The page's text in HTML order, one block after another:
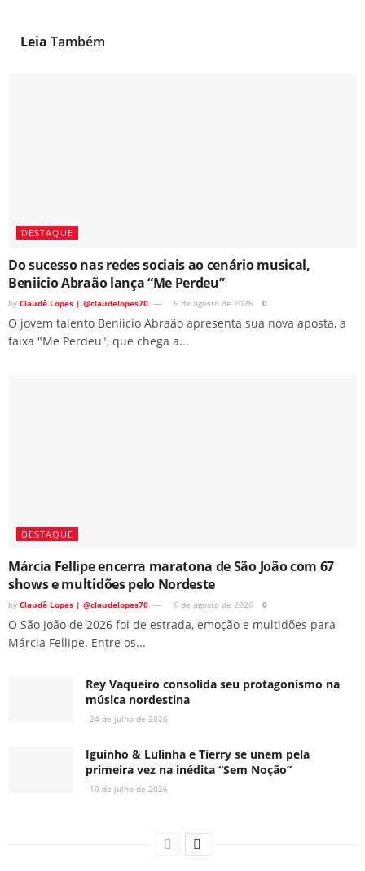
Leia Também
DESTAQUE
Do sucesso nas redes sociais ao cenário musical,
Beniicio Abraão lança “Me Perdeu”
by Claudê Lopes | @claudelopes70 6 de agosto de 2026 0
O jovem talento Beniicio Abraão apresenta sua nova aposta, a
faixa "Me Perdeu", que chega a...
DESTAQUE
Márcia Fellipe encerra maratona de São João com 67
shows e multidões pelo Nordeste
by Claudê Lopes | @claudelopes70 6 de agosto de 2026 0
O São João de 2026 foi de estrada, emoção e multidões para
Márcia Fellipe. Entre os...
Rey Vaqueiro consolida seu protagonismo na
música nordestina
24 de julho de 2026
Iguinho & Lulinha e Tierry se unem pela
primeira vez na inédita “Sem Noção”
10 de julho de 2026